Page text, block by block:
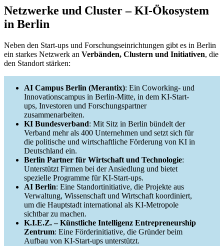
Netzwerke und Cluster – KI-Ökosystem
in Berlin
Neben den Start-ups und Forschungseinrichtungen gibt es in Berlin
ein starkes Netzwerk an Verbänden, Clustern und Initiativen, die
den Standort stärken:
AI Campus Berlin (Merantix): Ein Coworking- und
Innovationscampus in Berlin-Mitte, in dem KI-Start-
ups, Investoren und Forschungspartner
zusammenarbeiten.
KI Bundesverband: Mit Sitz in Berlin bündelt der
Verband mehr als 400 Unternehmen und setzt sich für
die politische und wirtschaftliche Förderung von KI in
Deutschland ein.
Berlin Partner für Wirtschaft und Technologie:
Unterstützt Firmen bei der Ansiedlung und bietet
spezielle Programme für KI-Start-ups.
AI Berlin: Eine Standortinitiative, die Projekte aus
Verwaltung, Wissenschaft und Wirtschaft koordiniert,
um die Hauptstadt international als KI-Metropole
sichtbar zu machen.
K.I.E.Z. – Künstliche Intelligenz Entrepreneurship
Zentrum: Eine Förderinitiative, die Gründer beim
Aufbau von KI-Start-ups unterstützt.